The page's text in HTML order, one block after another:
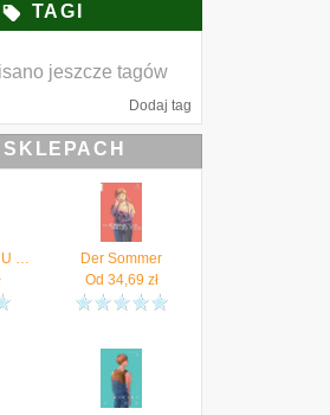
TAGI
jeszcze tagów
Dodaj tag
SKLEPACH
SUMMER HIKARU DIED V05
Der Sommer
Od 34,69 zł